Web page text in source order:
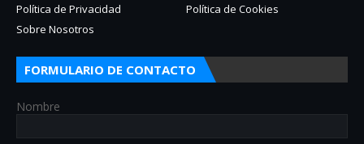
Política de Privacidad
Política de Cookies
Sobre Nosotros
FORMULARIO DE CONTACTO
Nombre